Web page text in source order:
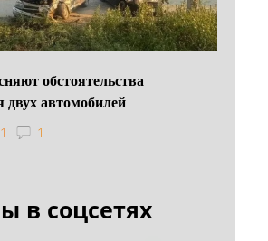
обстоятельства
двух автомобилей
1
в соцсетях